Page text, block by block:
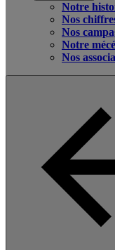
Notre
Nos
Nos
Notre
Nos